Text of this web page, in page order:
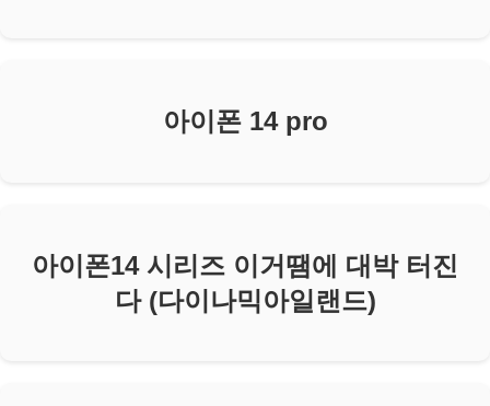
아이폰 14 pro
아이폰14 시리즈 이거땜에 대박 터진
다 (다이나믹아일랜드)